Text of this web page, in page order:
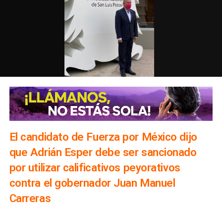
El candidato de Fuerza por México dijo
que Adrián Esper debe ser sancionado
por utilizar calificativos peyorativos
contra el gobernador Juan Manuel
Carreras